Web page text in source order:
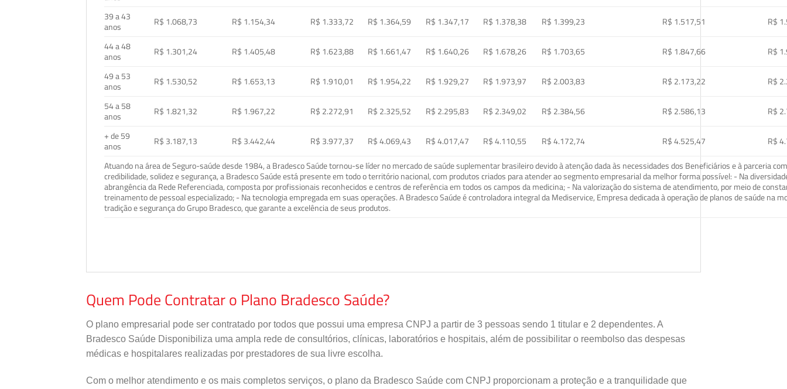
39 a 43
anos
R$ 1.068,73 R$ 1.154,34 R$ 1.333,72 R$ 1.364,59 R$ 1.347,17 R$ 1.378,38 R$ 1.399,23 R$ 1.517,51
R$
44 a 48
anos
R$ 1.301,24 R$ 1.405,48 R$ 1.623,88 R$ 1.661,47 R$ 1.640,26 R$ 1.678,26 R$ 1.703,65 R$ 1.847,66
R$
49 a 53
anos
R$ 1.530,52 R$ 1.653,13 R$ 1.910,01 R$ 1.954,22 R$ 1.929,27 R$ 1.973,97 R$ 2.003,83 R$ 2.173,22
R$
54 a 58
anos
R$ 1.821,32 R$ 1.967,22 R$ 2.272,91 R$ 2.325,52 R$ 2.295,83 R$ 2.349,02 R$ 2.384,56 R$ 2.586,13
R$
+ de 59
anos
R$ 3.187,13 R$ 3.442,44 R$ 3.977,37 R$ 4.069,43 R$ 4.017,47 R$ 4.110,55 R$ 4.172,74 R$ 4.525,47
R$
Atuando na área de Seguro-saúde desde 1984, a Bradesco Saúde tornou-se líder no mercado de saúde suplementar brasileiro devido à atenção dada às necessidades dos Beneficiários e à parceria
credibilidade, solidez e segurança, a Bradesco Saúde está presente em todo o território nacional, com produtos criados para atender ao segmento empresarial da melhor forma possível: - Na
abrangência da Rede Referenciada, composta por profissionais reconhecidos e centros de referência em todos os campos da medicina; - Na valorização do sistema de atendimento, por meio de
treinamento de pessoal especializado; - Na tecnologia empregada em suas operações. A Bradesco Saúde é controladora integral da Mediservice, Empresa dedicada à operação de planos de saúde na
tradição e segurança do Grupo Bradesco, que garante a excelência de seus produtos.
Quem Pode Contratar o Plano Bradesco Saúde?
O plano empresarial pode ser contratado por todos que possui uma empresa CNPJ a partir de 3 pessoas sendo 1 titular e 2 dependentes. A
Bradesco Saúde Disponibiliza uma ampla rede de consultórios, clínicas, laboratórios e hospitais, além de possibilitar o reembolso das despesas
médicas e hospitalares realizadas por prestadores de sua livre escolha.
Com o melhor atendimento e os mais completos serviços, o plano da Bradesco Saúde com CNPJ proporcionam a proteção e a tranquilidade que